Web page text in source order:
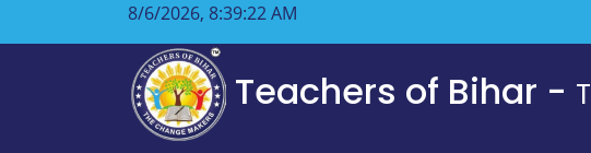
8/6/2026, 8:39:22 AM
Teachers of Bihar -